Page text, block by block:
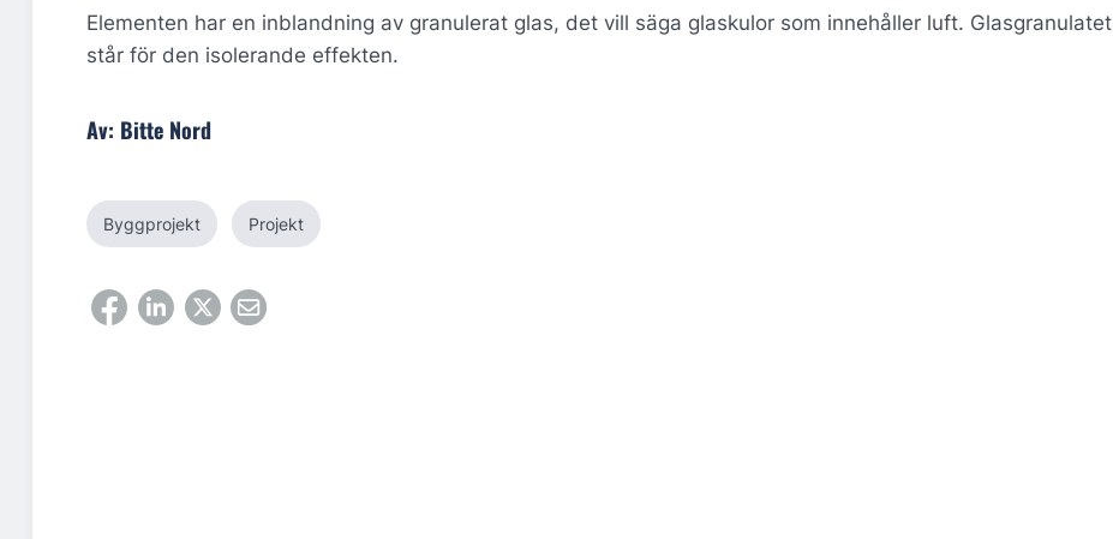
Elementen har en inblandning av granulerat glas, det vill säga glaskulor som innehåller luft. Glasgranulatet
står för den isolerande effekten.
Av: Bitte Nord
Byggprojekt Projekt